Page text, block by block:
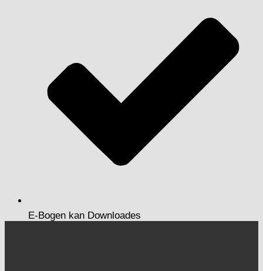
E-Bogen kan Downloades